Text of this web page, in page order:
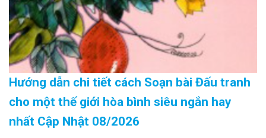
Hướng dẫn chi tiết cách Soạn bài Đấu tranh
cho một thế giới hòa bình siêu ngắn hay
nhất Cập Nhật 08/2026